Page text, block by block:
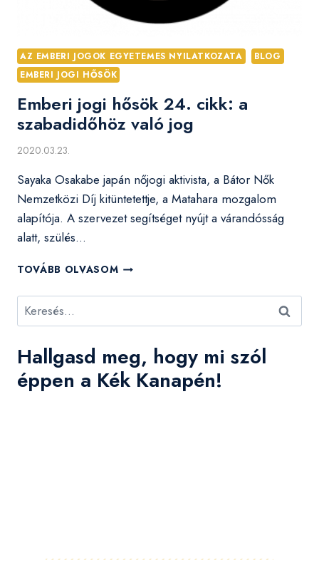
AZ EMBERI JOGOK EGYETEMES NYILATKOZATA
BLOG
EMBERI JOGI HŐSÖK
Emberi jogi hősök 24. cikk: a
szabadidőhöz való jog
2020.03.23.
Sayaka Osakabe japán nőjogi aktivista, a Bátor Nők
Nemzetközi Díj kitüntetettje, a Matahara mozgalom
alapítója. A szervezet segítséget nyújt a várandósság
alatt, szülés…
TOVÁBB OLVASOM EMBERI
HŐSÖK
CIKK:
SZABADIDŐHÖZ
VALÓ
JOG
Keresés:
Hallgasd meg, hogy mi szól
éppen a Kék Kanapén!